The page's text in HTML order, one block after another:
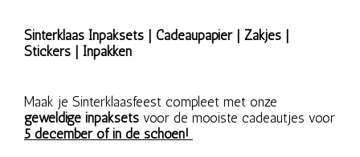
Sinterklaas Inpaksets | Cadeaupapier | Zakjes |
Stickers | Inpakken
Maak je Sinterklaasfeest compleet met onze
geweldige inpaksets voor de mooiste cadeautjes voor
5 december of in de schoen!